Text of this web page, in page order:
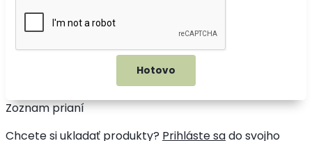
Zoznam prianí
Chcete si ukladať produkty? Prihláste sado svojho